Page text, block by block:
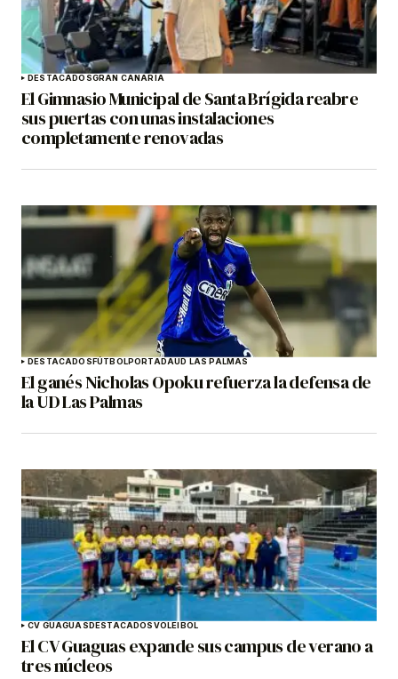
DESTACADOSGRAN CANARIA
El Gimnasio Municipal de Santa Brígida reabre
sus puertas con unas instalaciones
completamente renovadas
DESTACADOSFÚTBOLPORTADAUD LAS PALMAS
El ganés Nicholas Opoku refuerza la defensa de
la UD Las Palmas
CV GUAGUASDESTACADOSVOLEIBOL
El CV Guaguas expande sus campus de verano a
tres núcleos